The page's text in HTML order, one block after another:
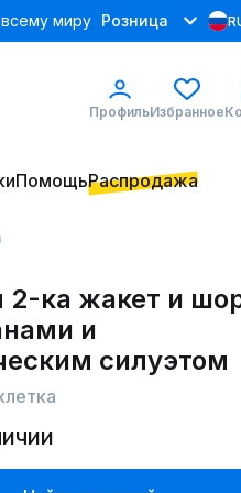
миру Розница
ПрофильИзбранное
ПомощьРаспродажа
2-ка жакет и
и
силуэтом